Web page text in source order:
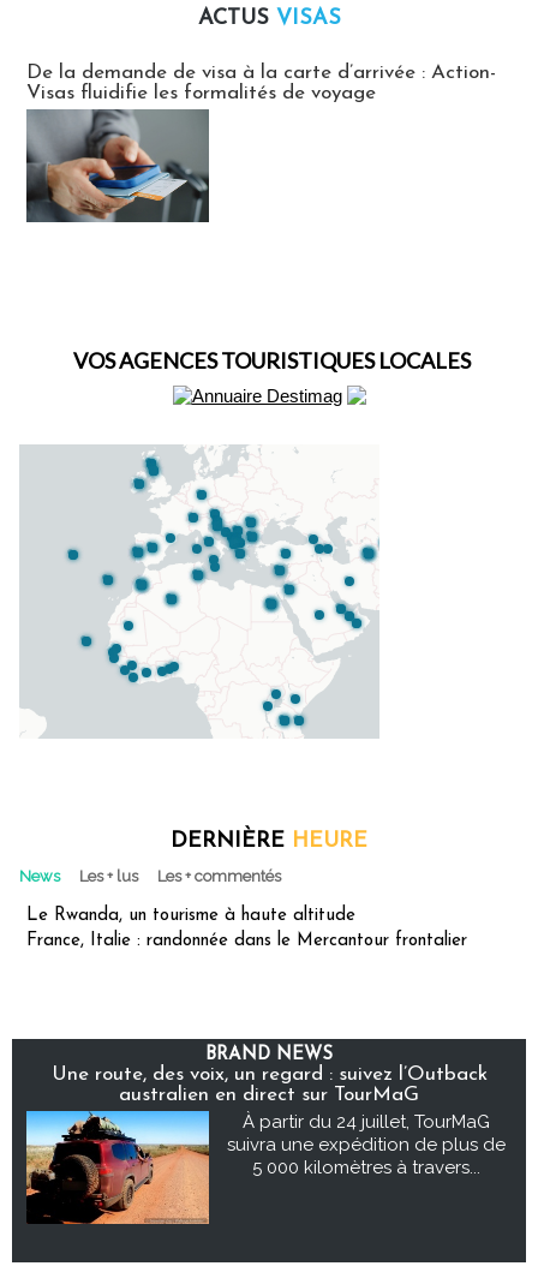
ACTUS VISAS
De la demande de visa à la carte d’arrivée : Action-
Visas fluidifie les formalités de voyage
VOS AGENCES TOURISTIQUES LOCALES
DERNIÈRE HEURE
News Les + lus Les + commentés
Le Rwanda, un tourisme à haute altitude
France, Italie : randonnée dans le Mercantour frontalier
BRAND NEWS
Une route, des voix, un regard : suivez l’Outback
australien en direct sur TourMaG
À partir du 24 juillet, TourMaG
suivra une expédition de plus de
5 000 kilomètres à travers...